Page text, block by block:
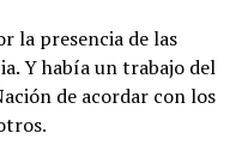
la presencia de las
Y había un trabajo del
de acordar con los